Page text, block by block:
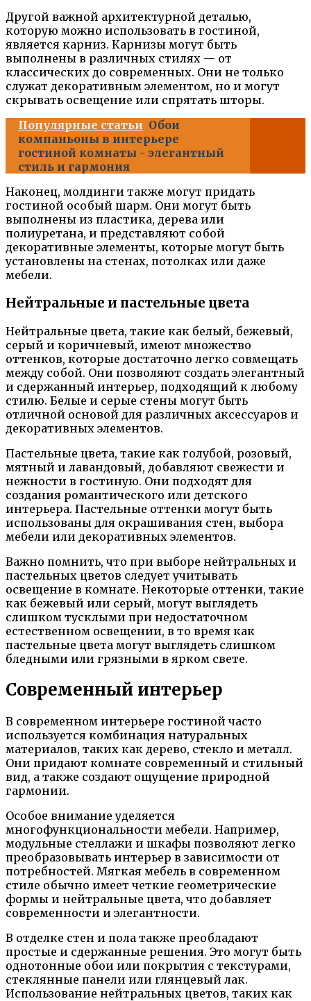
Другой важной архитектурной деталью,
которую можно использовать в гостиной,
является карниз. Карнизы могут быть
выполнены в различных стилях — от
классических до современных. Они не только
служат декоративным элементом, но и могут
скрывать освещение или спрятать шторы.
Популярные статьи Обои
компаньоны в интерьере
гостиной комнаты - элегантный
стиль и гармония
Наконец, молдинги также могут придать
гостиной особый шарм. Они могут быть
выполнены из пластика, дерева или
полиуретана, и представляют собой
декоративные элементы, которые могут быть
установлены на стенах, потолках или даже
мебели.
Нейтральные и пастельные цвета
Нейтральные цвета, такие как белый, бежевый,
серый и коричневый, имеют множество
оттенков, которые достаточно легко совмещать
между собой. Они позволяют создать элегантный
и сдержанный интерьер, подходящий к любому
стилю. Белые и серые стены могут быть
отличной основой для различных аксессуаров и
декоративных элементов.
Пастельные цвета, такие как голубой, розовый,
мятный и лавандовый, добавляют свежести и
нежности в гостиную. Они подходят для
создания романтического или детского
интерьера. Пастельные оттенки могут быть
использованы для окрашивания стен, выбора
мебели или декоративных элементов.
Важно помнить, что при выборе нейтральных и
пастельных цветов следует учитывать
освещение в комнате. Некоторые оттенки, такие
как бежевый или серый, могут выглядеть
слишком тусклыми при недостаточном
естественном освещении, в то время как
пастельные цвета могут выглядеть слишком
бледными или грязными в ярком свете.
Современный интерьер
В современном интерьере гостиной часто
используется комбинация натуральных
материалов, таких как дерево, стекло и металл.
Они придают комнате современный и стильный
вид, а также создают ощущение природной
гармонии.
Особое внимание уделяется
многофункциональности мебели. Например,
модульные стеллажи и шкафы позволяют легко
преобразовывать интерьер в зависимости от
потребностей. Мягкая мебель в современном
стиле обычно имеет четкие геометрические
формы и нейтральные цвета, что добавляет
современности и элегантности.
В отделке стен и пола также преобладают
простые и сдержанные решения. Это могут быть
однотонные обои или покрытия с текстурами,
стеклянные панели или глянцевый лак.
Использование нейтральных цветов, таких как